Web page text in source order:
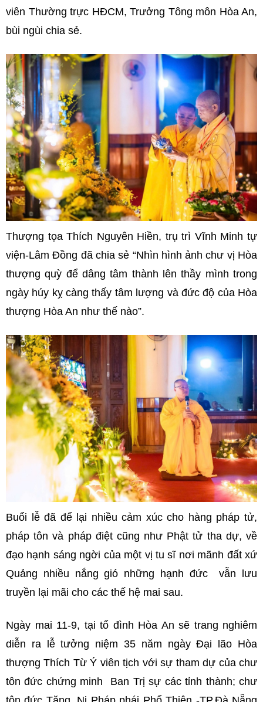
viên Thường trực HĐCM, Trưởng Tông môn Hòa An,
bùi ngùi chia sẻ.
Thượng tọa Thích Nguyên Hiền, trụ trì Vĩnh Minh tự
viện-Lâm Đồng đã chia sẻ “Nhìn hình ảnh chư vị Hòa
thượng quỳ để dâng tâm thành lên thầy mình trong
ngày húy kỵ càng thấy tâm lượng và đức độ của Hòa
thượng Hòa An như thế nào”.
Buổi lễ đã để lại nhiều cảm xúc cho hàng pháp tử,
pháp tôn và pháp điệt cũng như Phật tử tha dự, về
đạo hạnh sáng ngời của một vị tu sĩ nơi mãnh đất xứ
Quảng nhiều nắng gió những hạnh đức vẫn lưu
truyền lại mãi cho các thế hệ mai sau.
Ngày mai 11-9, tại tổ đình Hòa An sẽ trang nghiêm
diễn ra lễ tưởng niệm 35 năm ngày Đại lão Hòa
thượng Thích Từ Ý viên tịch với sự tham dự của chư
tôn đức chứng minh Ban Trị sự các tỉnh thành; chư